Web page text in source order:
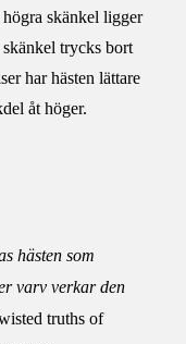
skänkel ligger
skänkel trycks bort
har hästen lättare
åt höger.
hästen som
varv verkar den
truths of